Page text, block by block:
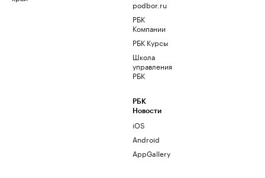
podbor.ru
РБК
Компании
РБК Курсы
Школа
управления
РБК
РБК
Новости
iOS
Android
AppGallery